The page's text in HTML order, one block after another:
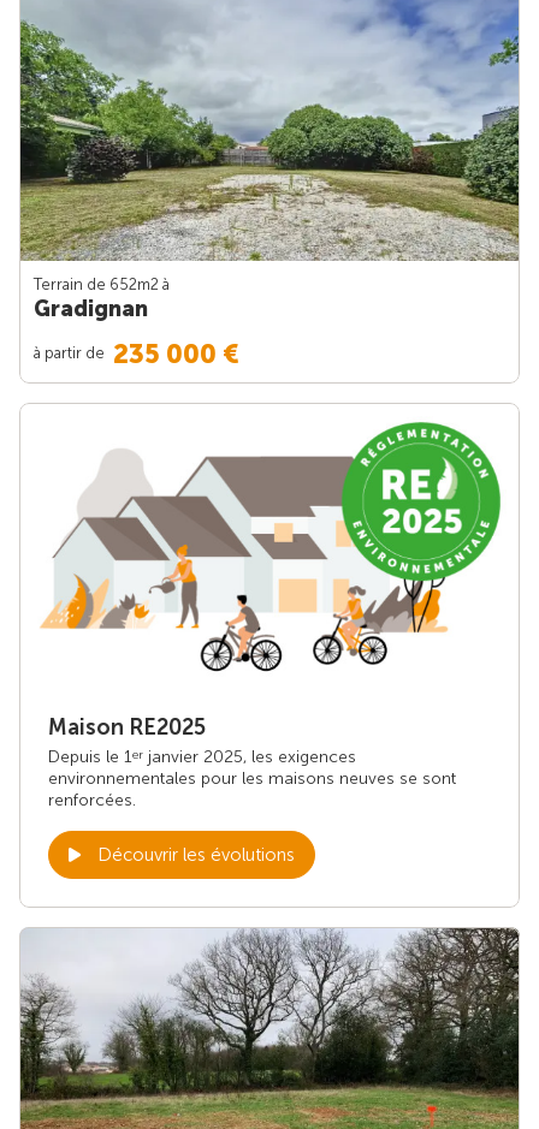
Terrain de 652m2 à
Gradignan
à partir de 235 000 €
Maison RE2025
Depuis le 1er janvier 2025, les exigences
environnementales pour les maisons neuves se sont
renforcées.
Découvrir les évolutions